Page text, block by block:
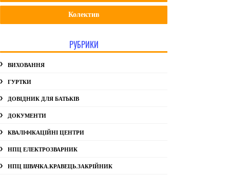
Колектив
РУБРИКИ
ВИХОВАННЯ
ГУРТКИ
ДОВІДНИК ДЛЯ БАТЬКІВ
ДОКУМЕНТИ
КВАЛІФІКАЦІЙНІ ЦЕНТРИ
НПЦ ЕЛЕКТРОЗВАРНИК
НПЦ ШВАЧКА.КРАВЕЦЬ.ЗАКРІЙНИК